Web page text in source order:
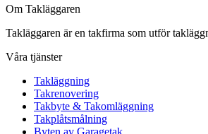
Om Takläggaren
Takläggaren är en takfirma som utför
Våra tjänster
Takläggning
Takrenovering
Takbyte & Takomläggning
Takplåtsmålning
Byten av Garagetak